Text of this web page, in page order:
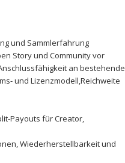
und Sammlerfahrung
Story und Community vor
an bestehende
und Lizenzmodell,Reichweite⁤
Payouts für Creator,
Wiederherstellbarkeit und